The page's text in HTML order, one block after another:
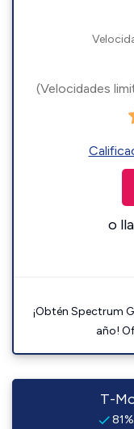
(Velocidades
o
¡Obtén Spectrum
año!
T-